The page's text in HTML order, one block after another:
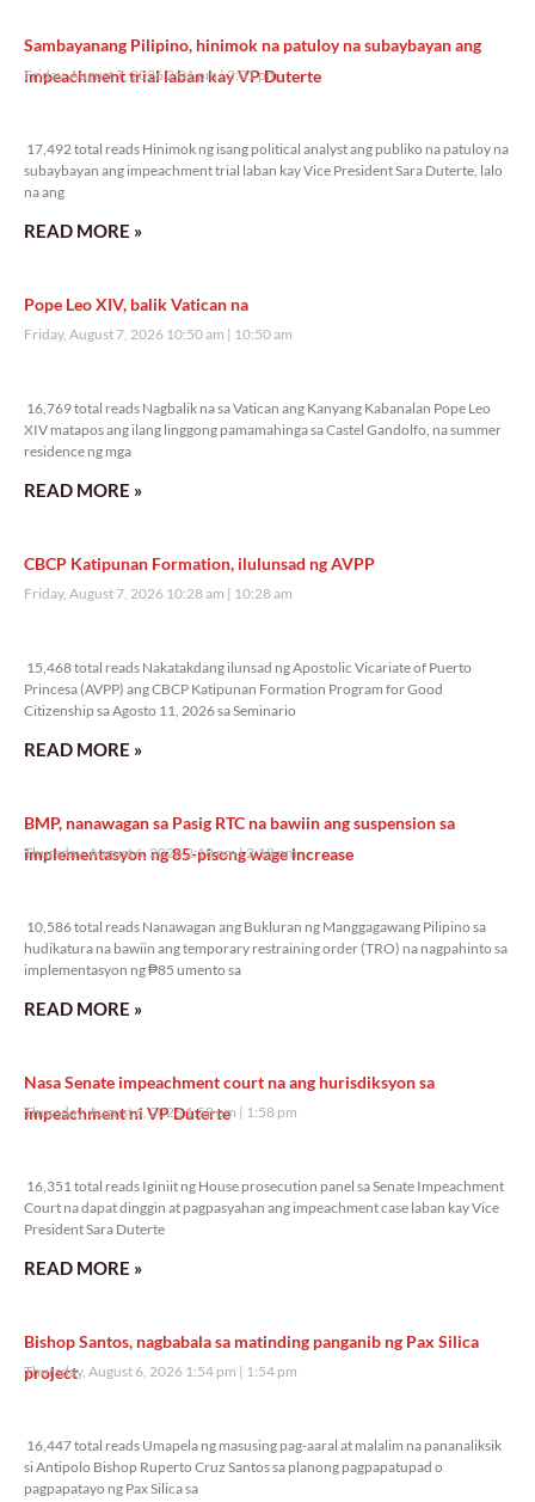
Sambayanang Pilipino, hinimok na patuloy na subaybayan ang
impeachment trial laban kay VP Duterte
Friday, August 7, 2026 2:01 pm 2:01 pm
17,492 total reads Hinimok ng isang political analyst ang publiko na patuloy na
subaybayan ang impeachment trial laban kay Vice President Sara Duterte, lalo
na ang
READ MORE »
Pope Leo XIV, balik Vatican na
Friday, August 7, 2026 10:50 am 10:50 am
16,769 total reads Nagbalik na sa Vatican ang Kanyang Kabanalan Pope Leo
XIV matapos ang ilang linggong pamamahinga sa Castel Gandolfo, na summer
residence ng mga
READ MORE »
CBCP Katipunan Formation, ilulunsad ng AVPP
Friday, August 7, 2026 10:28 am 10:28 am
15,468 total reads Nakatakdang ilunsad ng Apostolic Vicariate of Puerto
Princesa (AVPP) ang CBCP Katipunan Formation Program for Good
Citizenship sa Agosto 11, 2026 sa Seminario
READ MORE »
BMP, nanawagan sa Pasig RTC na bawiin ang suspension sa
implementasyon ng 85-pisong wage increase
Thursday, August 6, 2026 2:18 pm 2:18 pm
10,586 total reads Nanawagan ang Bukluran ng Manggagawang Pilipino sa
hudikatura na bawiin ang temporary restraining order (TRO) na nagpahinto sa
implementasyon ng ₱85 umento sa
READ MORE »
Nasa Senate impeachment court na ang hurisdiksyon sa
impeachment ni VP Duterte
Thursday, August 6, 2026 1:58 pm 1:58 pm
16,351 total reads Iginiit ng House prosecution panel sa Senate Impeachment
Court na dapat dinggin at pagpasyahan ang impeachment case laban kay Vice
President Sara Duterte
READ MORE »
Bishop Santos, nagbabala sa matinding panganib ng Pax Silica
project
Thursday, August 6, 2026 1:54 pm 1:54 pm
16,447 total reads Umapela ng masusing pag-aaral at malalim na pananaliksik
si Antipolo Bishop Ruperto Cruz Santos sa planong pagpapatupad o
pagpapatayo ng Pax Silica sa